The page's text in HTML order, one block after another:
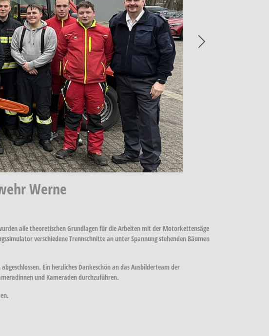
Werne
alle theoretischen Grundlagen für die Arbeiten mit der Motorkettensäge
verschiedene Trennschnitte an unter Spannung stehenden Bäumen
Ein herzliches Dankeschön an das Ausbilderteam der
und Kameraden durchzuführen.